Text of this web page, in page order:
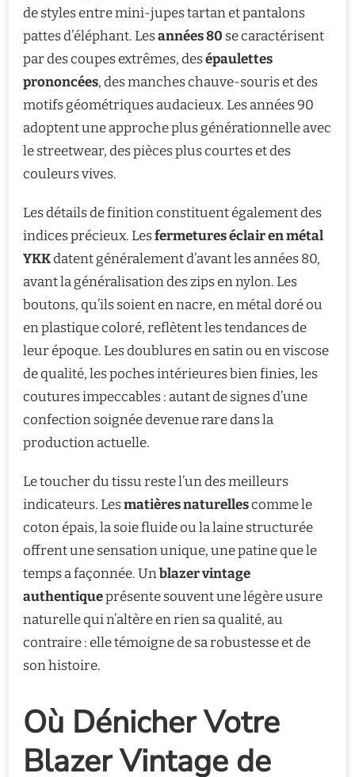
de styles entre mini-jupes tartan et pantalons
pattes d’éléphant. Lesannées 80 se caractérisent
par des coupes extrêmes, desépaulettes
prononcées, des manches chauve-souris et des
motifs géométriques audacieux. Les années 90
adoptent une approche plus générationnelle avec
le streetwear, des pièces plus courtes et des
couleurs vives.
Les détails de finition constituent également des
indices précieux. Lesfermetures éclair en métal
YKKdatent généralement d’avant les années 80,
avant la généralisation des zips en nylon. Les
boutons, qu’ils soient en nacre, en métal doré ou
en plastique coloré, reflètent les tendances de
leur époque. Les doublures en satin ou en viscose
de qualité, les poches intérieures bien finies, les
coutures impeccables : autant de signes d’une
confection soignée devenue rare dans la
production actuelle.
Le toucher du tissu reste l’un des meilleurs
indicateurs. Lesmatières naturellescomme le
coton épais, la soie fluide ou la laine structurée
offrent une sensation unique, une patine que le
temps a façonnée. Unblazer vintage
authentiqueprésente souvent une légère usure
naturelle qui n’altère en rien sa qualité, au
contraire : elle témoigne de sa robustesse et de
son histoire.
Où Dénicher Votre
Blazer Vintage de